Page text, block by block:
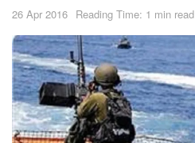
26 Apr 2016 Reading Time: 1 min read